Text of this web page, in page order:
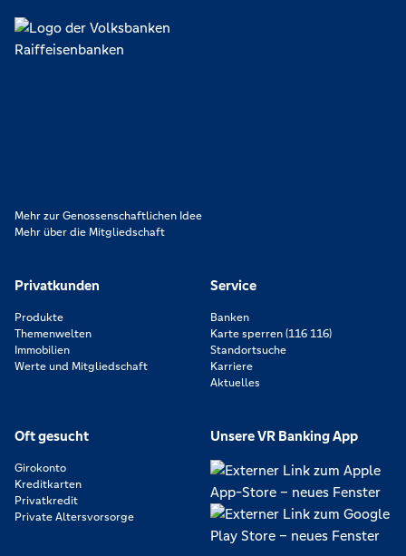
Mehr zur Genossenschaftlichen Idee
Mehr über die Mitgliedschaft
Privatkunden
Produkte
Themenwelten
Immobilien
Werte und Mitgliedschaft
Service
Banken
Karte sperren (116 116)
Standortsuche
Karriere
Aktuelles
Oft gesucht
Girokonto
Kreditkarten
Privatkredit
Private Altersvorsorge
Unsere VR Banking App